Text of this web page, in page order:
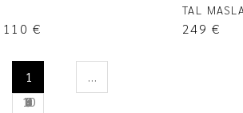
110 €
TAL
249 €
1
2
3
4
8
9
10